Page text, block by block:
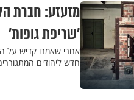
מזעזע: חברת
’שריפת גופות’
אחרי שאמרו קדיש על
חדש ליהודים